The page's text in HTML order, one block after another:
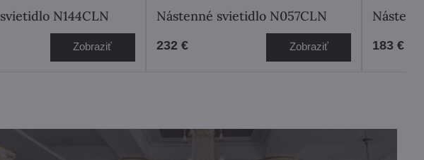
N144CLN
Zobraziť
Nástenné svietidlo N057CLN
232 € Zobraziť 183 €